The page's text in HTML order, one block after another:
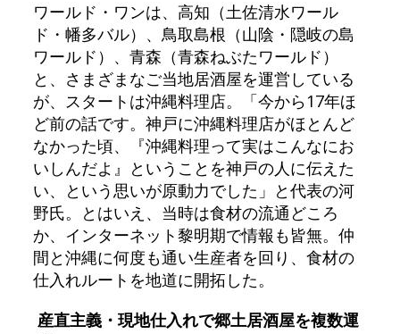
ワールド・ワンは、高知（土佐清水ワール
ド・幡多バル）、鳥取島根（山陰・隠岐の島
ワールド）、青森（青森ねぶたワールド）
と、さまざまなご当地居酒屋を運営している
が、スタートは沖縄料理店。「今から17年ほ
ど前の話です。神戸に沖縄料理店がほとんど
なかった頃、『沖縄料理って実はこんなにお
いしんだよ』ということを神戸の人に伝えた
い、という思いが原動力でした」と代表の河
野氏。とはいえ、当時は食材の流通どころ
か、インターネット黎明期で情報も皆無。仲
間と沖縄に何度も通い生産者を回り、食材の
仕入れルートを地道に開拓した。
産直主義・現地仕入れで郷土居酒屋を複数運